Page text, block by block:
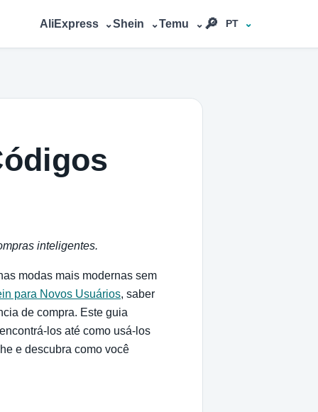
AliExpress ⌄Shein ⌄Temu ⌄ 🔎︎ PT
inteligentes.
modas mais modernas sem
para Novos Usuários, saber
de compra. Este guia
los até como usá-los
e descubra como você